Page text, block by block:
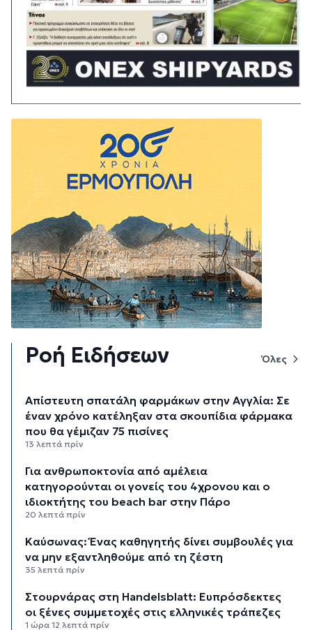
Ροή Ειδήσεων Όλες
Απίστευτη σπατάλη φαρμάκων στην Αγγλία: Σε
έναν χρόνο κατέληξαν στα σκουπίδια φάρμακα
που θα γέμιζαν 75 πισίνες
13 λεπτά πρίν
Για ανθρωποκτονία από αμέλεια
κατηγορούνται οι γονείς του 4χρονου και ο
ιδιοκτήτης του beach bar στην Πάρο
20 λεπτά πρίν
Kαύσωνας: Ένας καθηγητής δίνει συμβουλές για
να μην εξαντληθούμε από τη ζέστη
35 λεπτά πρίν
Στουρνάρας στη Handelsblatt: Ευπρόσδεκτες
οι ξένες συμμετοχές στις ελληνικές τράπεζες
1 ώρα 12 λεπτά πρίν